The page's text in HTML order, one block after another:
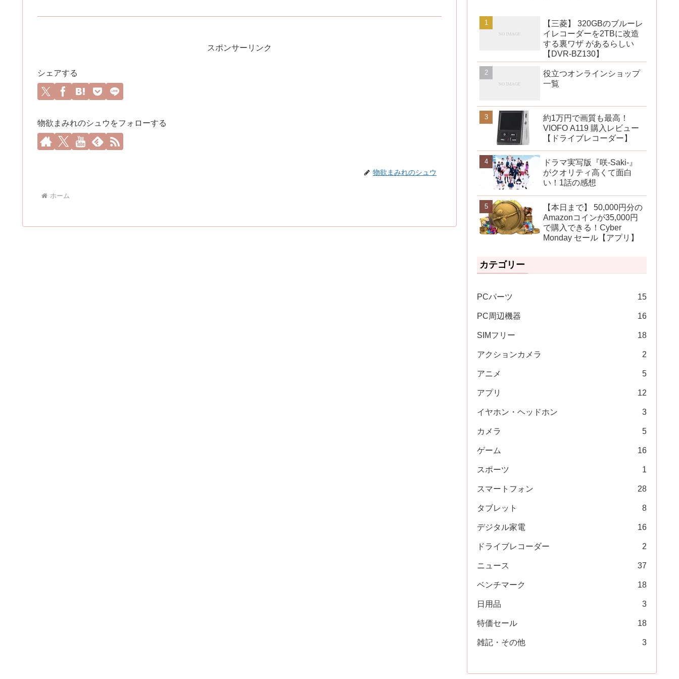
スポンサーリンク
シェアする
物欲まみれのシュウをフォローする
物欲まみれのシュウ
ホーム
【三菱】 320GBのブルーレ
イレコーダーを2TBに改造
する裏ワザ があるらしい
【DVR-BZ130】
役立つオンラインショップ
一覧
約1万円で画質も最高！
VIOFO A119 購入レビュー
【ドライブレコーダー】
ドラマ実写版『咲-Saki-』
がクオリティ高くて面白
い！1話の感想
【本日まで】 50,000円分の
Amazonコインが35,000円
で購入できる！Cyber
Monday セール【アプリ】
カテゴリー
PCパーツ 15
PC周辺機器 16
SIMフリー 18
アクションカメラ 2
アニメ 5
アプリ 12
イヤホン・ヘッドホン 3
カメラ 5
ゲーム 16
スポーツ 1
スマートフォン 28
タブレット 8
デジタル家電 16
ドライブレコーダー 2
ニュース 37
ベンチマーク 18
日用品 3
特価セール 18
雑記・その他 3